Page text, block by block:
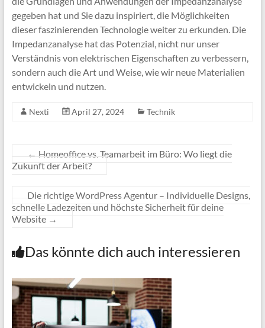
gegeben hat und Sie dazu inspiriert, die Möglichkeiten
dieser faszinierenden Technologie weiter zu erkunden. Die
Impedanzanalyse hat das Potenzial, nicht nur unser
Verständnis von elektrischen Eigenschaften zu verbessern,
sondern auch die Art und Weise, wie wir neue Materialien
entwickeln und nutzen.
Nexti April 27, 2024 Technik
← Homeoffice vs. Teamarbeit im Büro: Wo liegt die
Zukunft der Arbeit?
Die richtige WordPress Agentur – Individuelle Designs,
schnelle Ladezeiten und höchste Sicherheit für deine
Website →
Das könnte dich auch interessieren